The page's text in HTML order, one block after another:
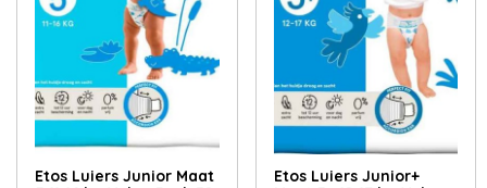
Etos Luiers Junior Maat
Etos Luiers Junior+